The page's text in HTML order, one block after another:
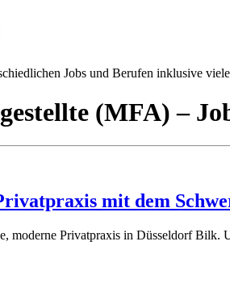
Jobs und Berufen inklusive
(MFA) –
mit dem
moderne Privatpraxis in Düsseldorf